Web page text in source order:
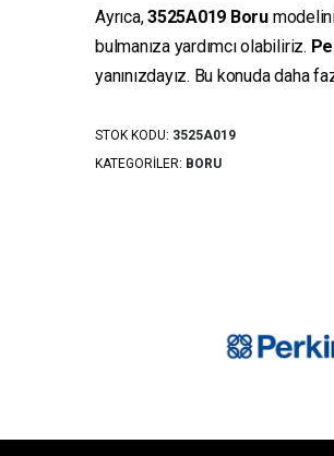
Ayrıca,3525A019 Boru
bulmanıza yardımcı olabiliriz.
yanınızdayız. Bu konuda daha
STOK KODU: 3525A019
KATEGORILER: BORU